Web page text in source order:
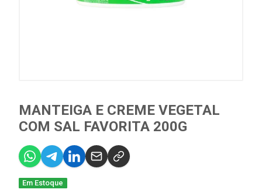
MANTEIGA E CREME VEGETAL
COM SAL FAVORITA 200G
Em Estoque